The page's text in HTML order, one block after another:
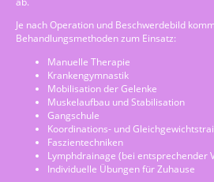
Je nach Operation und Beschwerdebild
Behandlungsmethoden zum Einsatz:
Manuelle Therapie
Krankengymnastik
Mobilisation der Gelenke
Muskelaufbau und Stabilisation
Gangschule
Koordinations- und
Faszientechniken
Lymphdrainage (bei entsprechender
Individuelle Übungen für Zuhause